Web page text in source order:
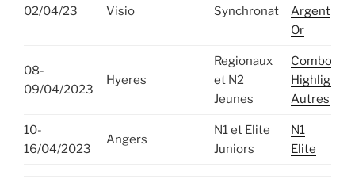
02/04/23 Visio Synchronat
Argent
Or
08-
09/04/2023
Hyeres
Regionaux
et N2
Jeunes
Combos et
Highlights
Autres
10-
16/04/2023
Angers
N1 et Elite
Juniors
N1
Elite